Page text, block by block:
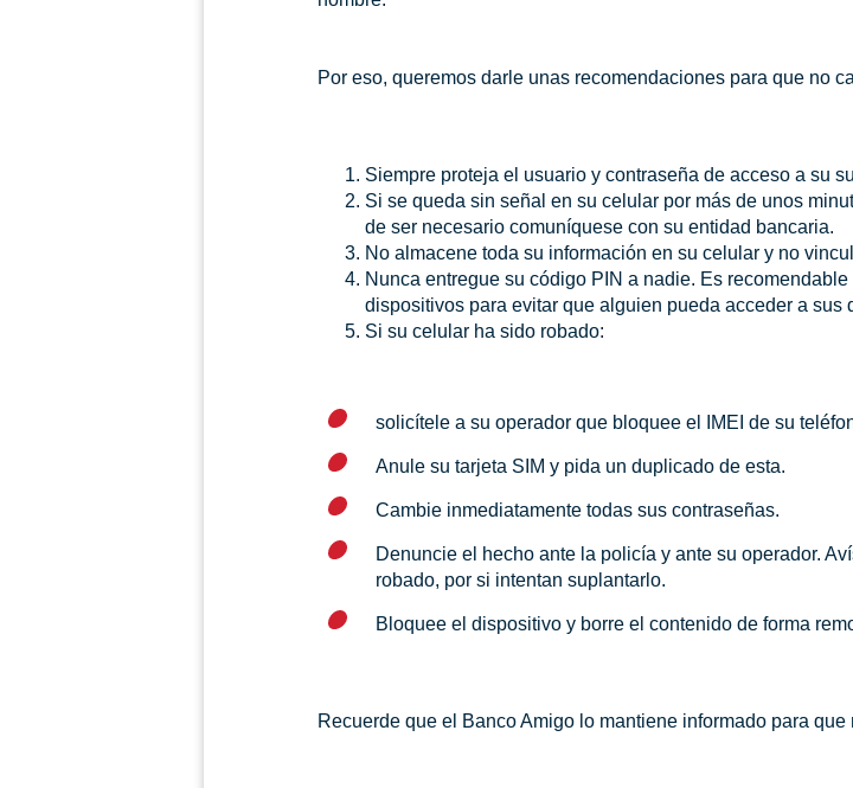
Por eso, queremos darle unas recomendaciones para que no
Siempre proteja el usuario y contraseña de acceso a su
Si se queda sin señal en su celular por más de unos
de ser necesario comuníquese con su entidad bancaria.
No almacene toda su información en su celular y no
Nunca entregue su código PIN a nadie. Es
dispositivos para evitar que alguien pueda acceder a sus
Si su celular ha sido robado:
solicítele a su operador que bloquee el IMEI de su
Anule su tarjeta SIM y pida un duplicado de esta.
Cambie inmediatamente todas sus contraseñas.
Denuncie el hecho ante la policía y ante su operador.
robado, por si intentan suplantarlo.
Bloquee el dispositivo y borre el contenido de forma
Recuerde que el Banco Amigo lo mantiene informado para